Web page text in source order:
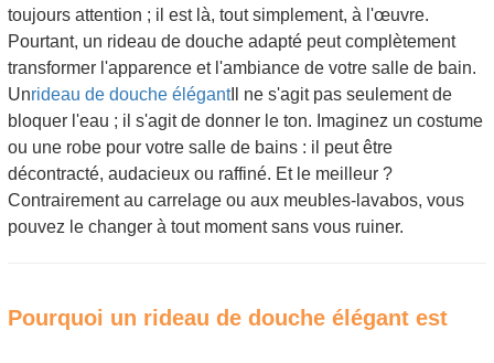
toujours attention ; il est là, tout simplement, à l'œuvre.
Pourtant, un rideau de douche adapté peut complètement
transformer l'apparence et l'ambiance de votre salle de bain.
Unrideau de douche élégantIl ne s'agit pas seulement de
bloquer l'eau ; il s'agit de donner le ton. Imaginez un costume
ou une robe pour votre salle de bains : il peut être
décontracté, audacieux ou raffiné. Et le meilleur ?
Contrairement au carrelage ou aux meubles-lavabos, vous
pouvez le changer à tout moment sans vous ruiner.
Pourquoi un rideau de douche élégant est